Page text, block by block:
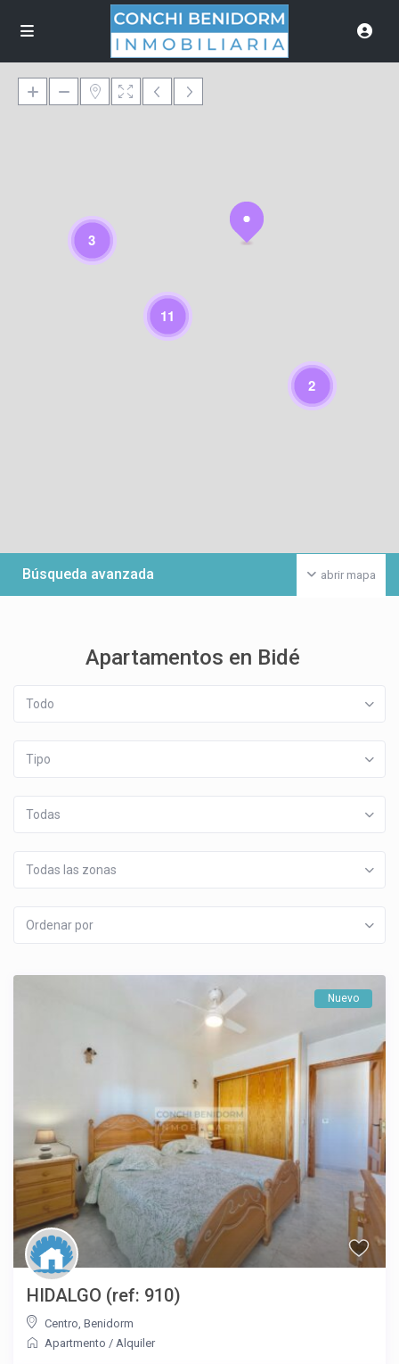
3
2
11
abrir mapa
Búsqueda avanzada
Apartamentos en Bidé
Todo
Tipo
Todas
Todas las zonas
Ordenar por
Nuevo
HIDALGO (ref: 910)
Centro,Benidorm
Apartmento /Alquiler